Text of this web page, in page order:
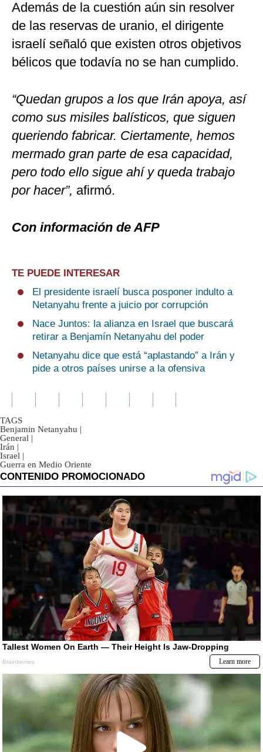
Además de la cuestión aún sin resolver
de las reservas de uranio, el dirigente
israelí señaló que existen otros objetivos
bélicos que todavía no se han cumplido.
“Quedan grupos a los que Irán apoya, así
como sus misiles balísticos, que siguen
queriendo fabricar. Ciertamente, hemos
mermado gran parte de esa capacidad,
pero todo ello sigue ahí y queda trabajo
por hacer”, afirmó.
Con información de AFP
TE PUEDE INTERESAR
El presidente israelí busca posponer indulto a
Netanyahu frente a juicio por corrupción
Nace Juntos: la alianza en Israel que buscará
retirar a Benjamín Netanyahu del poder
Netanyahu dice que está “aplastando” a Irán y
pide a otros países unirse a la ofensiva
TAGS
Benjamin Netanyahu |
General |
Irán |
Israel |
Guerra en Medio Oriente